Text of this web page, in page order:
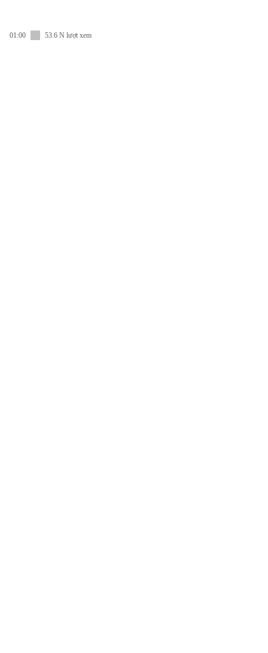
01:00 53.6 N lượt xem